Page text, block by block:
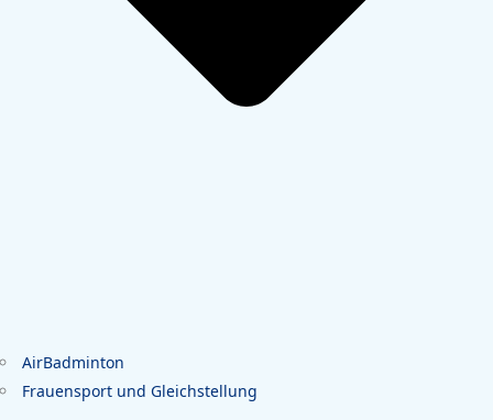
AirBadminton
Frauensport und Gleichstellung